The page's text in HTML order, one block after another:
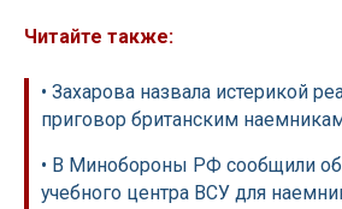
Читайте также:
• Захарова назвала истерикой
приговор британским
• В Минобороны РФ сообщили
учебного центра ВСУ для